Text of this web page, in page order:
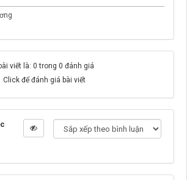
viết là: 0 trong 0 đánh giá
Click để đánh giá bài viết